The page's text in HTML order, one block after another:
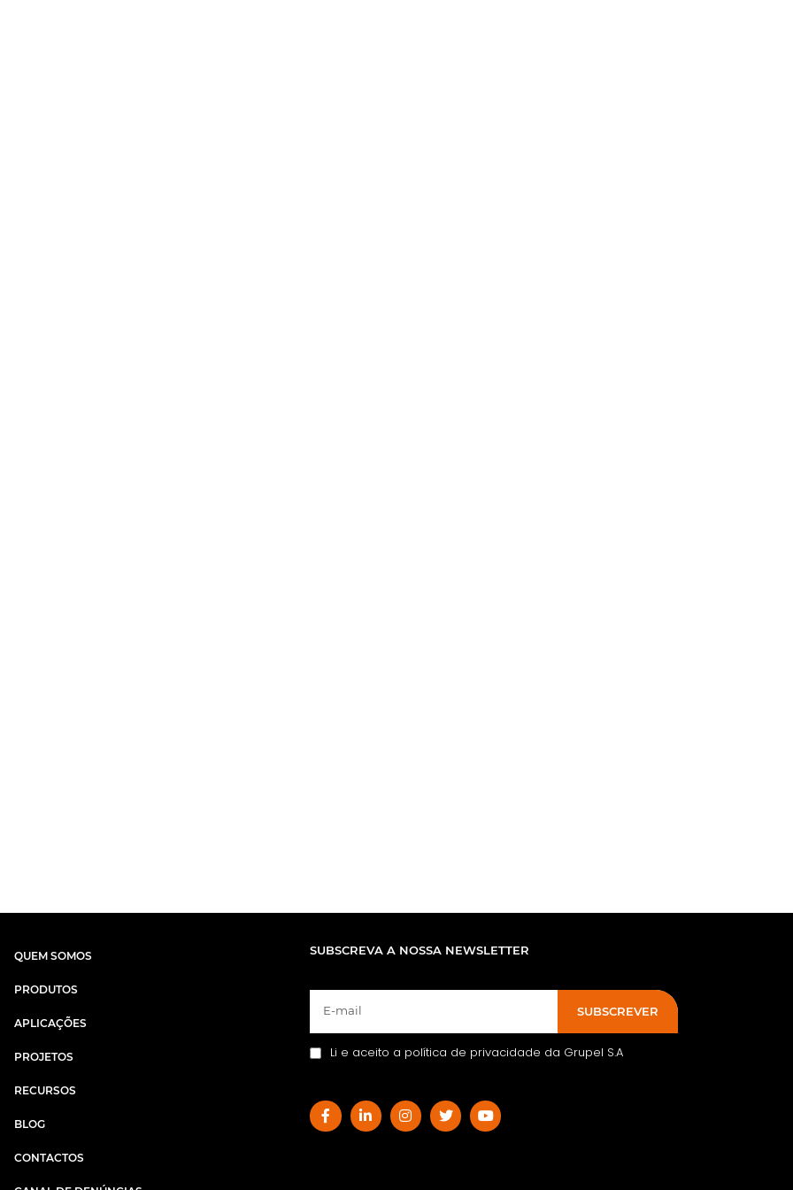
QUEM SOMOS
PRODUTOS
APLICAÇÕES
PROJETOS
RECURSOS
BLOG
CONTACTOS
SUBSCREVA A NOSSA NEWSLETTER
SUBSCREVER
Li e aceito a política de privacidade da Grupel S.A